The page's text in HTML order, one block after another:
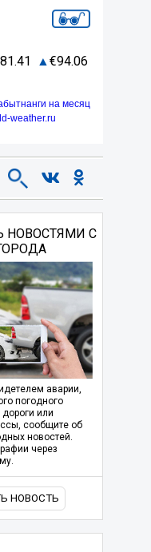
81.41 94.06
на месяц
weather.ru
НОВОСТЯМИ С
аварии,
погодного
или
сообщите об
новостей.
через
НОВОСТЬ